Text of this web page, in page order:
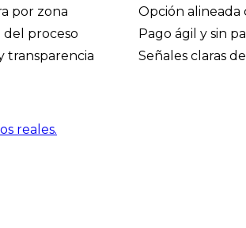
por zona
Opción
del proceso
Pago ágil y sin
transparencia Señales claras
reales.